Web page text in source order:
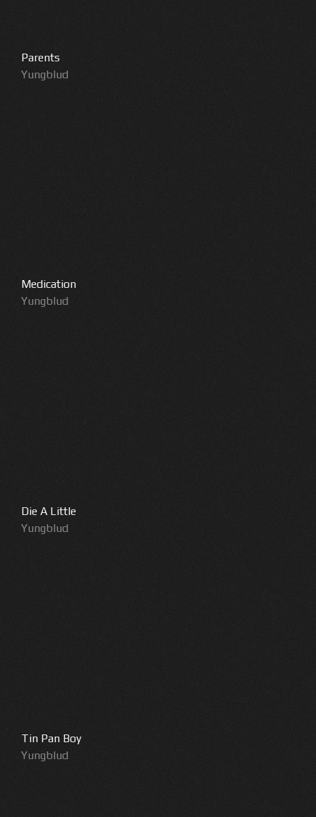
Parents
Yungblud
Medication
Yungblud
Die A Little
Yungblud
Tin Pan Boy
Yungblud